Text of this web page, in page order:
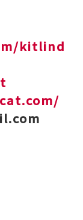
kitlind